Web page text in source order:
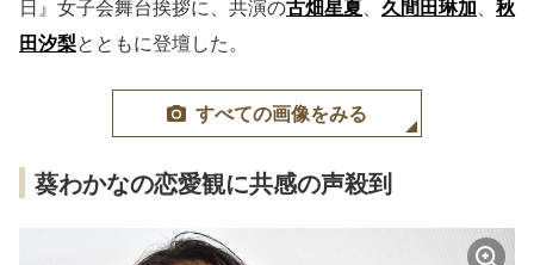
日』女子会舞台挨拶に、共演の古畑星夏、 久間田琳加、 秋
田汐梨とともに登壇した。
すべての画像をみる
葵わかなの恋愛観に共感の声殺到